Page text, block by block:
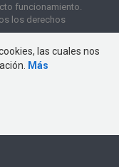
funcionamiento.
los derechos
las cuales nos
Más